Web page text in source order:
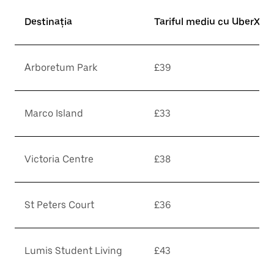
Destinația Tariful mediu cu UberX*
Arboretum Park £39
Marco Island £33
Victoria Centre £38
St Peters Court £36
Lumis Student Living £43